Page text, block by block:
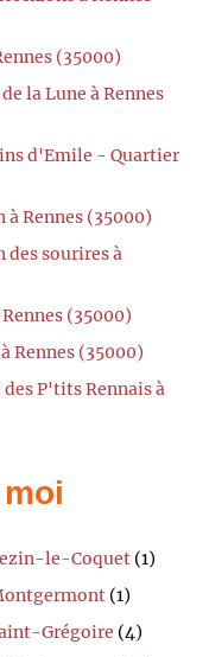
(35000)
la Lune à Rennes
d'Emile - Quartier
Rennes (35000)
sourires à
(35000)
Rennes (35000)
P'tits Rennais à
le-Coquet (1)
(1)
Grégoire (4)